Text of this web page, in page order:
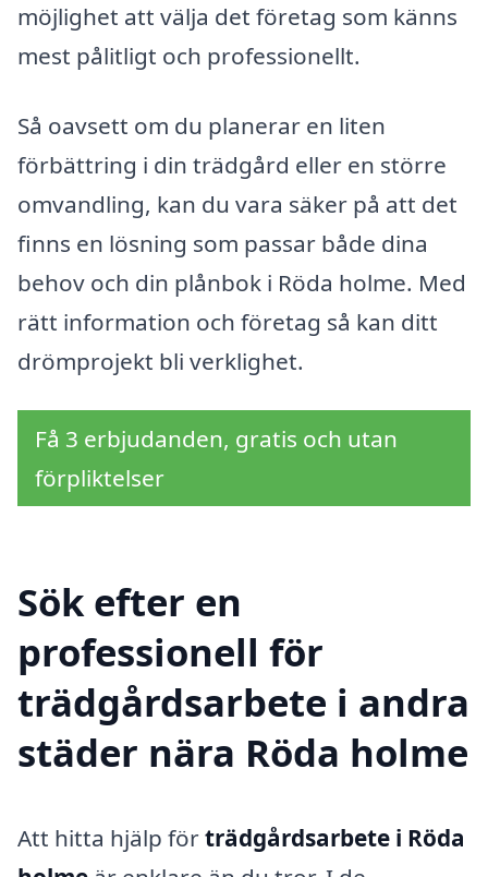
möjlighet att välja det företag som känns
mest pålitligt och professionellt.
Så oavsett om du planerar en liten
förbättring i din trädgård eller en större
omvandling, kan du vara säker på att det
finns en lösning som passar både dina
behov och din plånbok i Röda holme. Med
rätt information och företag så kan ditt
drömprojekt bli verklighet.
Få 3 erbjudanden, gratis och utan
förpliktelser
Sök efter en
professionell för
trädgårdsarbete i andra
städer nära Röda holme
Att hitta hjälp förträdgårdsarbete i Röda